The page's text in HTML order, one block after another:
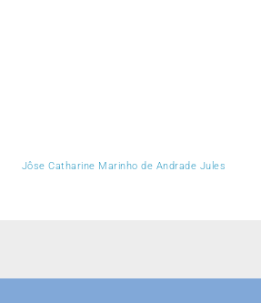
Jôse Catharine Marinho de Andrade Jules